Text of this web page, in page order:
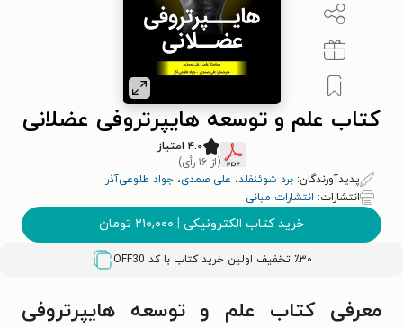
کتاب علم و توسعه هایپرتروفی عضلانی
۴.۰ امتیاز
(از ۱۶ رأی)
پدیدآورندگان: برد شوئنفلد، علی صمدی، جواد طلوعی‌آذر
انتشارات: انتشارات مبانی
خرید کتاب الکترونیکی | ۲۱۰,۰۰۰ تومان
٪۳۰ تخفیف اولین خرید کتاب با کد OFF30
معرفی کتاب علم و توسعه هایپرتروفی